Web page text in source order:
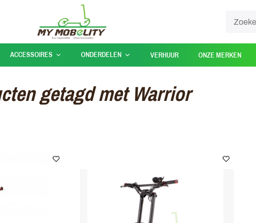
ACCESSOIRES ONDERDELEN VERHUUR ONZE MERKEN
getagd met Warrior